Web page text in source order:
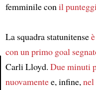
Article
femminile conil
La squadra statunitense
con un primo goal
Carli Lloyd. Due minuti
nuovamentee, infine,